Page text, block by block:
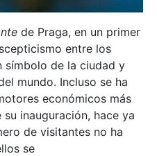
de Praga, en un primer
entre los
símbolo de la ciudad y
mundo. Incluso se ha
económicos más
inauguración, hace ya
de visitantes no ha
se